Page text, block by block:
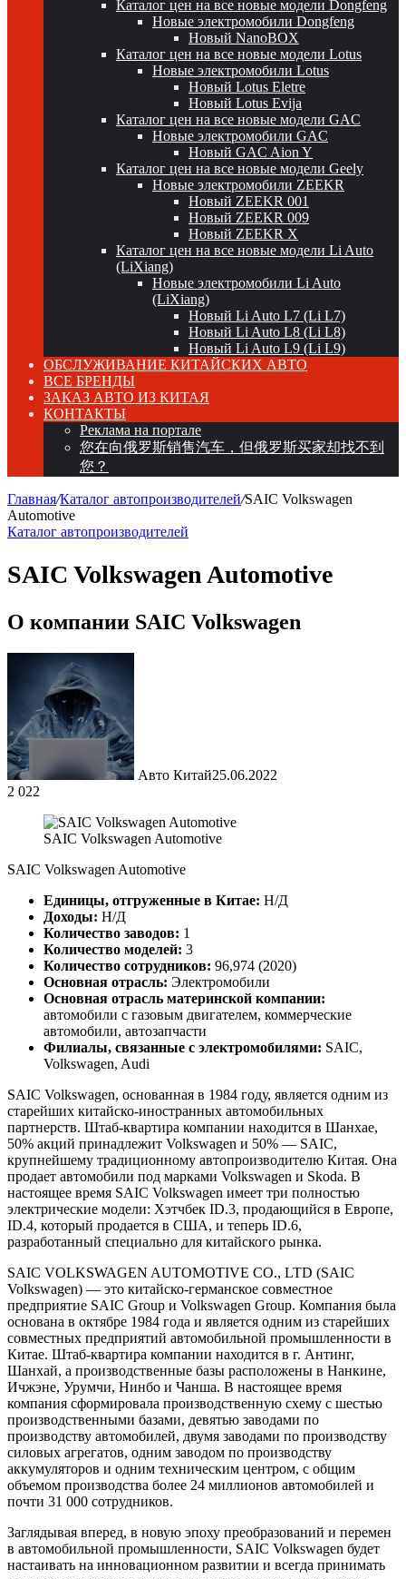
Каталог цен на все новые модели Dongfeng
Новые электромобили Dongfeng
Новый NanoBOX
Каталог цен на все новые модели Lotus
Новые электромобили Lotus
Новый Lotus Eletre
Новый Lotus Evija
Каталог цен на все новые модели GAC
Новые электромобили GAC
Новый GAC Aion Y
Каталог цен на все новые модели Geely
Новые электромобили ZEEKR
Новый ZEEKR 001
Новый ZEEKR 009
Новый ZEEKR X
Каталог цен на все новые модели Li Auto
(LiXiang)
Новые электромобили Li Auto
(LiXiang)
Новый Li Auto L7 (Li L7)
Новый Li Auto L8 (Li L8)
Новый Li Auto L9 (Li L9)
ОБСЛУЖИВАНИЕ КИТАЙСКИХ АВТО
ВСЕ БРЕНДЫ
ЗАКАЗ АВТО ИЗ КИТАЯ
КОНТАКТЫ
Реклама на портале
您在向俄罗斯销售汽车，但俄罗斯买家却找不到
您？
Главная/Каталог автопроизводителей/SAIC Volkswagen
Automotive
Каталог автопроизводителей
SAIC Volkswagen Automotive
О компании SAIC Volkswagen
Авто Китай25.06.2022
2 022
SAIC Volkswagen Automotive
SAIC Volkswagen Automotive
Единицы, отгруженные в Китае: Н/Д
Доходы: Н/Д
Количество заводов: 1
Количество моделей: 3
Количество сотрудников: 96,974 (2020)
Основная отрасль: Электромобили
Основная отрасль материнской компании:
автомобили с газовым двигателем, коммерческие
автомобили, автозапчасти
Филиалы, связанные с электромобилями: SAIC,
Volkswagen, Audi
SAIC Volkswagen, основанная в 1984 году, является одним из
старейших китайско-иностранных автомобильных
партнерств. Штаб-квартира компании находится в Шанхае,
50% акций принадлежит Volkswagen и 50% — SAIC,
крупнейшему традиционному автопроизводителю Китая. Она
продает автомобили под марками Volkswagen и Skoda. В
настоящее время SAIC Volkswagen имеет три полностью
электрические модели: Хэтчбек ID.3, продающийся в Европе,
ID.4, который продается в США, и теперь ID.6,
разработанный специально для китайского рынка.
SAIC VOLKSWAGEN AUTOMOTIVE CO., LTD (SAIC
Volkswagen) — это китайско-германское совместное
предприятие SAIC Group и Volkswagen Group. Компания была
основана в октябре 1984 года и является одним из старейших
совместных предприятий автомобильной промышленности в
Китае. Штаб-квартира компании находится в г. Антинг,
Шанхай, а производственные базы расположены в Нанкине,
Ичжэне, Урумчи, Нинбо и Чанша. В настоящее время
компания сформировала производственную схему с шестью
производственными базами, девятью заводами по
производству автомобилей, двумя заводами по производству
силовых агрегатов, одним заводом по производству
аккумуляторов и одним техническим центром, с общим
объемом производства более 24 миллионов автомобилей и
почти 31 000 сотрудников.
Заглядывая вперед, в новую эпоху преобразований и перемен
в автомобильной промышленности, SAIC Volkswagen будет
настаивать на инновационном развитии и всегда принимать